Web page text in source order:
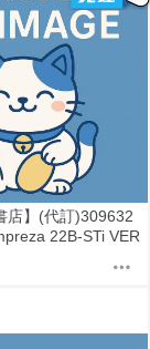
店】(代訂)309632
22B-STi VER
(5)